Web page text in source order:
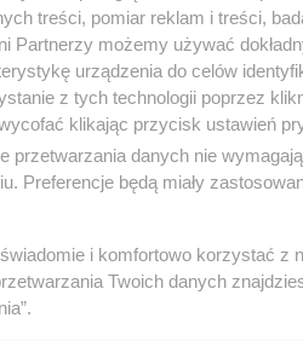
aut zakleszczona została
akcję, aby uwolnić
szczególnej
i korzystanie z bocznych
treści, pomiar reklam i treści,
Partnerzy możemy używać
urządzenia do celów
z tych technologii poprzez
klikając przycisk ustawień
przetwarzania danych nie
Preferencje będą miały
i komfortowo korzystać z
Twoich danych